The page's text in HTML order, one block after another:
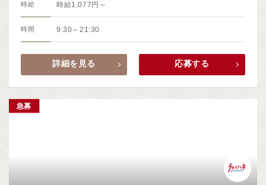
時給 時給1,077円～
時間 9:30～21:30
詳細を見る 応募する
急募